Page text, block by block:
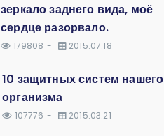
зеркало заднего вида, моё
сердце разорвало.
179808 2015.07.18
10 защитных систем нашего
организма
107776 2015.03.21